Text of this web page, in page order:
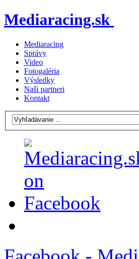
Mediaracing.sk
Mediaracing
Správy
Video
Fotogaléria
Výsledky
Naši partneri
Kontakt